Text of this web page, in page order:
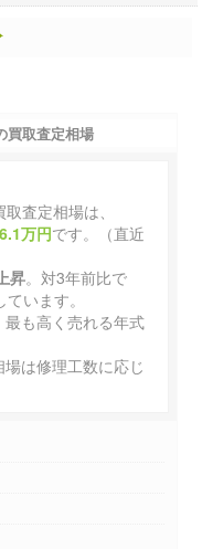
買取査定相場
取査定相場は、
万円です。（直近
上昇。対3年前比で
ています。
、最も高く売れる年式
は修理工数に応じ